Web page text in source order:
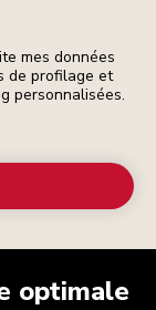
mes données
de profilage et
personnalisées.
optimale